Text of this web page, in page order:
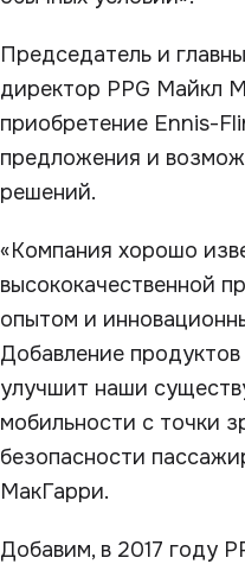
Председатель и
директор PPG Майкл
приобретение Ennis-
предложения и
решений.
«Компания хорошо
высококачественной
опытом и
Добавление
улучшит наши
мобильности с точки
безопасности
МакГарри.
Добавим, в 2017 году